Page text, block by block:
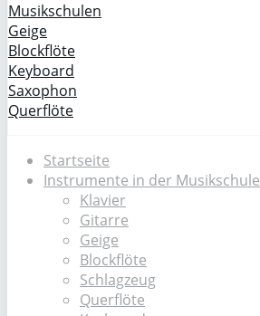
Musikschulen
Geige
Blockflöte
Keyboard
Saxophon
Querflöte
Startseite
Instrumente in der Musikschule
Klavier
Gitarre
Geige
Blockflöte
Schlagzeug
Querflöte